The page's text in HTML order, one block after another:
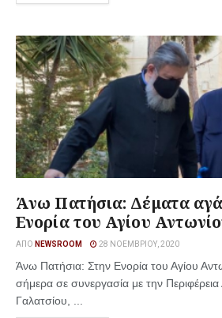
Άνω Πατήσια: Δέματα
Ενορία του Αγίου
ΑΠΌ NEWSROOM 28 ΝΟΕΜΒΡΊΟΥ, 2020
Άνω Πατήσια: Στην Ενορία του Αγίου
σήμερα σε συνεργασία με την Περιφέρεια
Γαλατσίου, ...